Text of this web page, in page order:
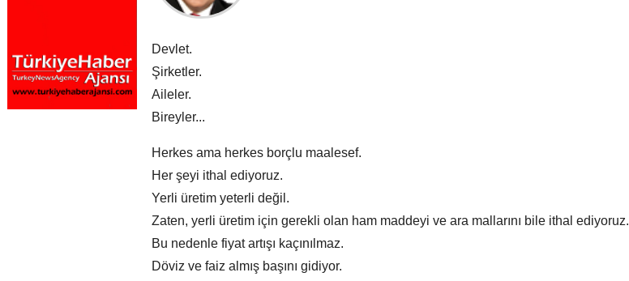
Devlet.
Şirketler.
Aileler.
Bireyler...
Herkes ama herkes borçlu maalesef.
Her şeyi ithal ediyoruz.
Yerli üretim yeterli değil.
Zaten, yerli üretim için gerekli olan ham maddeyi ve ara mallarını bile ithal ediyoruz.
Bu nedenle fiyat artışı kaçınılmaz.
Döviz ve faiz almış başını gidiyor.